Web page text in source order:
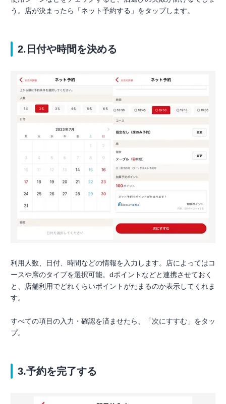
う。店が決まったら「ネット予約する」をタップします。
2.日付や時間を決める
利用人数、日付、時間などの情報を入力します。店によってはコ
ースや席のタイプを選択可能。dポイントなどと連携させておく
と、店舗利用でどれくらいポイントがたまるのか表示してくれま
す。
すべての項目の入力・確認を済ませたら、「次にすすむ」をタッ
プ。
3.予約を完了する